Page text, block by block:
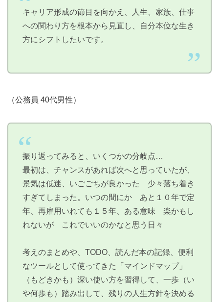
キャリア形成の節目を向かえ、人生、家族、仕事
への関わり方を根本から見直し、自分本位な生き
方にシフトしたいです。
（公務員 40代男性）
振り返ってみると、いくつかの分岐点…
最初は、チャンスがあれば次へと思っていたが、
景気は低迷、いごごちが良かった 少々落ち着き
すぎてしまった。いつの間にか あと１０年で定
年、再雇用いれても１５年、ある意味 楽かもし
れないが これでいいのかなと思う日々
考えのまとめや、TODO、読んだ本の記録、便利
なツールとして使ってきた「マインドマップ」
（もどきかも）深い使い方を習得して、一歩（い
や何歩も）踏み出して、残りの人生方針を決める